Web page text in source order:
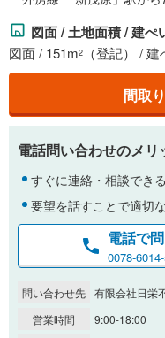
図面 / 土地面積 / 建ぺ
図面 / 151m2 （登記） /
間取
電話問い合わせのメリ
すぐに連絡・相談でき
要望を話すことで適切
電話で
0078-
問い合わせ先 有限会社日栄
営業時間
9:00-18:00